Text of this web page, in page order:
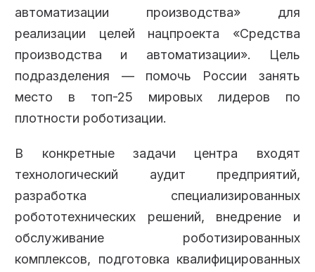
автоматизации производства» для
реализации целей нацпроекта «Средства
производства и автоматизации». Цель
подразделения — помочь России занять
место в топ-25 мировых лидеров по
плотности роботизации.
В конкретные задачи центра входят
технологический аудит предприятий,
разработка специализированных
робототехнических решений, внедрение и
обслуживание роботизированных
комплексов, подготовка квалифицированных